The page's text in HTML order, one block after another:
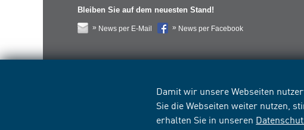
Damit wir unsere Webseiten
Sie die Webseiten weiter nutzen,
erhalten Sie in unseren
Bleiben Sie auf dem neuesten Stand!
News per E-Mail News per Facebook